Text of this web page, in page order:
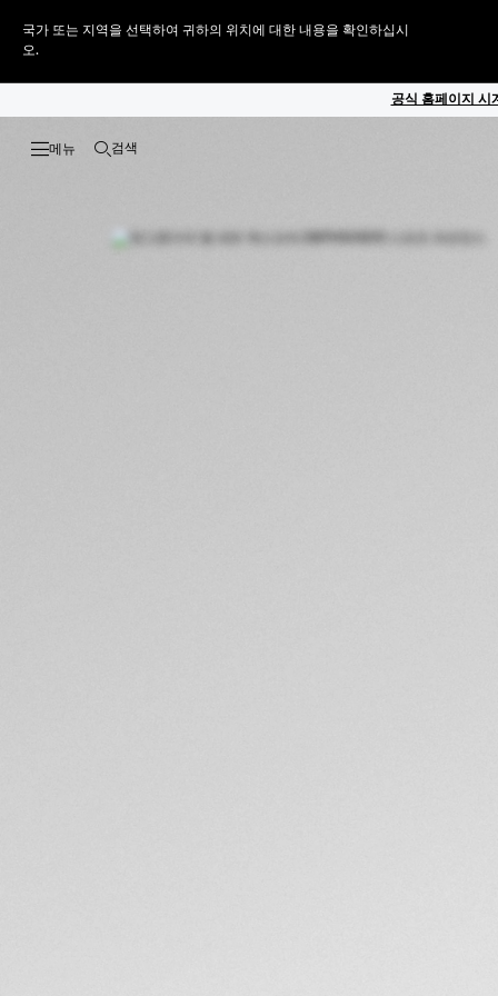
국가 또는 지역을 선택하여 귀하의 위치에 대한 내용을 확인하십시
오.
공식 홈페이지 시
검색 열기
검색